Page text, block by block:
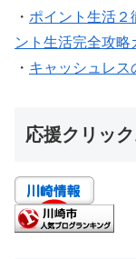
・ ポイント生活２
ント生活完全攻略
・ キャッシュレス
応援クリッ